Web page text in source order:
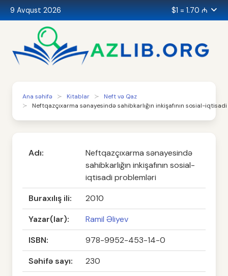
9 Avqust 2026 $1 = 1.70 ₼
Ana səhifə Kitablar
Neft və Qaz
Neftqazçıxarma sənayesində sahibkarlığın inkişafının sosial-
Adı:
Neftqazçıxarma sənayesində
sahibkarlığın inkişafının sosial-
iqtisadi problemləri
Buraxılış ili:
2010
Yazar(lar):
Ramil Əliyev
ISBN:
978-9952-453-14-0
Səhifə sayı:
230